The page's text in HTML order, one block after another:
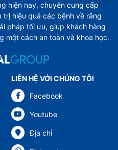
hiện nay, chuyên cung cấp
hiệu quả các bệnh về răng
pháp tối ưu, giúp khách hàng
một cách an toàn và khoa học.
LIÊN HỆ VỚI CHÚNG TÔI
Facebook
Youtube
Địa chỉ